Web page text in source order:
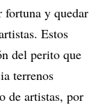
fortuna y quedar
Estos
del perito que
terrenos
de artistas, por